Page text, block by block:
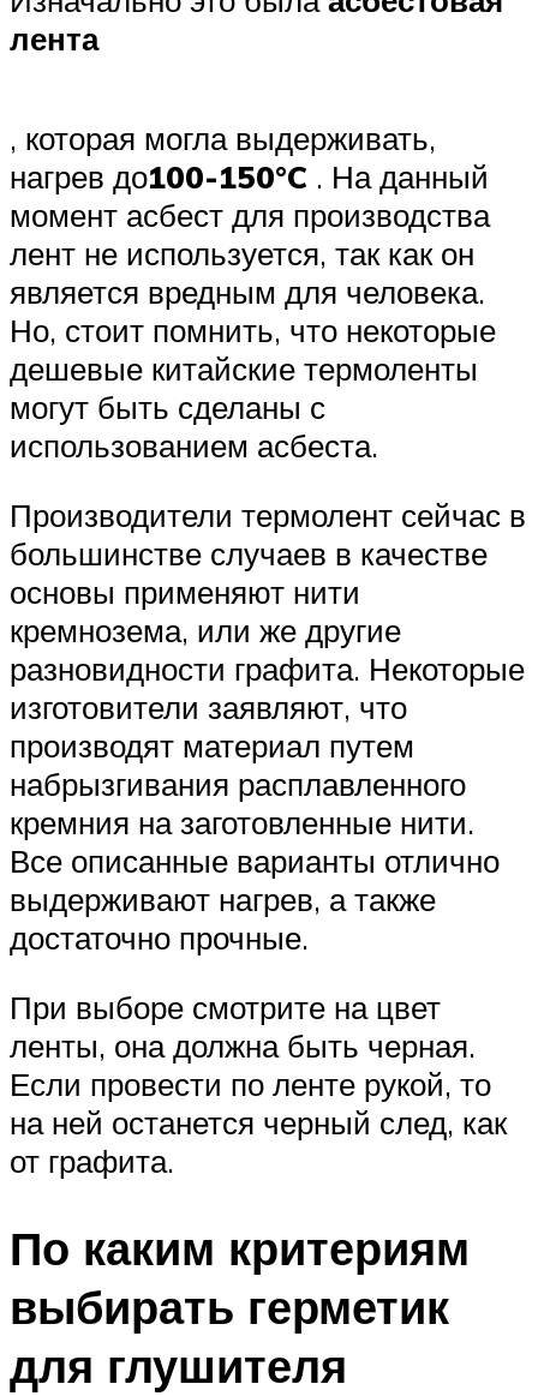
лента
, которая могла выдерживать,
нагрев до100-150°C . На данный
момент асбест для производства
лент не используется, так как он
является вредным для человека.
Но, стоит помнить, что некоторые
дешевые китайские термоленты
могут быть сделаны с
использованием асбеста.
Производители термолент сейчас в
большинстве случаев в качестве
основы применяют нити
кремнозема, или же другие
разновидности графита. Некоторые
изготовители заявляют, что
производят материал путем
набрызгивания расплавленного
кремния на заготовленные нити.
Все описанные варианты отлично
выдерживают нагрев, а также
достаточно прочные.
При выборе смотрите на цвет
ленты, она должна быть черная.
Если провести по ленте рукой, то
на ней останется черный след, как
от графита.
По каким критериям
выбирать герметик
для глушителя